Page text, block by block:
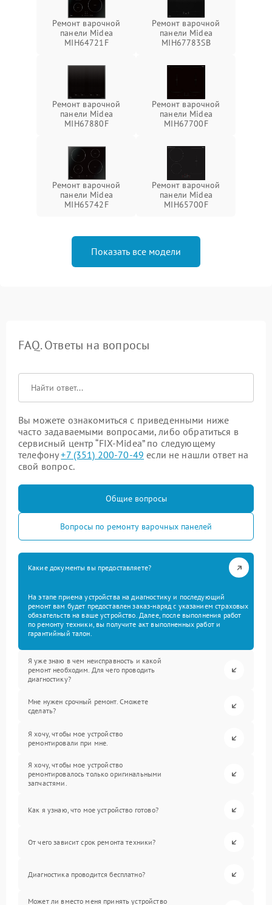
Ремонт варочной
панели Midea
MIH64721F
Ремонт варочной
панели Midea
MIH67783SB
Ремонт варочной
панели Midea
MIH67880F
Ремонт варочной
панели Midea
MIH67700F
Ремонт варочной
панели Midea
MIH65742F
Ремонт варочной
панели Midea
MIH65700F
Показать все модели
FAQ. Ответы на вопросы
Вы можете ознакомиться с приведенными ниже
часто задаваемыми вопросами, либо обратиться в
сервисный центр “FIX-Midea” по следующему
телефону+7 (351) 200-70-49 если не нашли ответ на
свой вопрос.
Общие вопросы
Вопросы по ремонту варочных панелей
Какие документы вы предоставляете?
На этапе приема устройства на диагностику и последующий
ремонт вам будет предоставлен заказ-наряд с указанием страховых
обязательств на ваше устройство. Далее, после выполнения работ
по ремонту техники, вы получите акт выполненных работ и
гарантийный талон.
Я уже знаю в чем неисправность и какой
ремонт необходим. Для чего проводить
диагностику?
Мне нужен срочный ремонт. Сможете
сделать?
Я хочу, чтобы мое устройство
ремонтировали при мне.
Я хочу, чтобы мое устройство
ремонтировалось только оригинальными
запчастями.
Как я узнаю, что мое устройство готово?
От чего зависит срок ремонта техники?
Диагностика проводится бесплатно?
Может ли вместо меня принять устройство